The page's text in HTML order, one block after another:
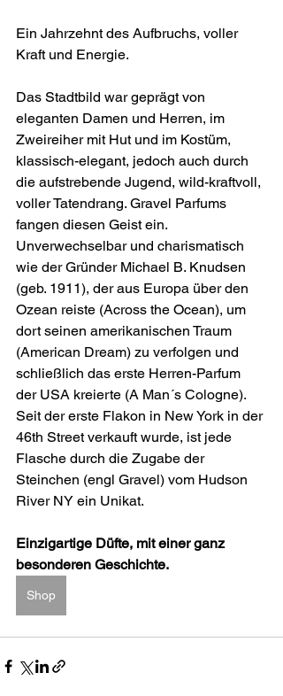
Ein Jahrzehnt des Aufbruchs, voller
Kraft und Energie.
Das Stadtbild war geprägt von
eleganten Damen und Herren, im
Zweireiher mit Hut und im Kostüm,
klassisch-elegant, jedoch auch durch
die aufstrebende Jugend, wild-kraftvoll,
voller Tatendrang. Gravel Parfums
fangen diesen Geist ein.
Unverwechselbar und charismatisch
wie der Gründer Michael B. Knudsen
(geb. 1911), der aus Europa über den
Ozean reiste (Across the Ocean), um
dort seinen amerikanischen Traum
(American Dream) zu verfolgen und
schließlich das erste Herren-Parfum
der USA kreierte (A Man´s Cologne).
Seit der erste Flakon in New York in der
46th Street verkauft wurde, ist jede
Flasche durch die Zugabe der
Steinchen (engl Gravel) vom Hudson
River NY ein Unikat.
Einzigartige Düfte, mit einer ganz
besonderen Geschichte.
Shop